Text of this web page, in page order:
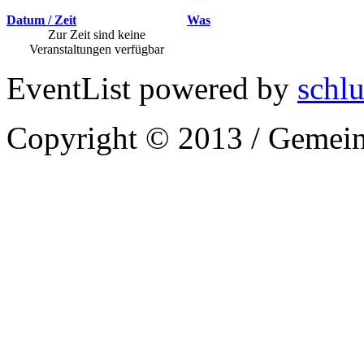
Datum / Zeit
Was
Zur Zeit sind keine
Veranstaltungen verfügbar
EventList powered by
Copyright © 2013 /